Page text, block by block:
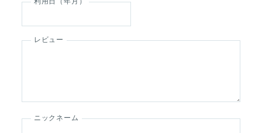
レビュー
ニックネーム